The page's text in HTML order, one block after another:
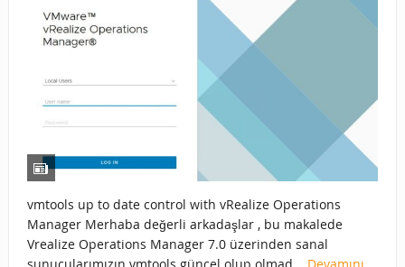
vmtools up to date control with vRealize Operations
Manager Merhaba değerli arkadaşlar , bu makalede
Vrealize Operations Manager 7.0 üzerinden sanal
sunucularımızın vmtools güncel olup olmad... Devamını